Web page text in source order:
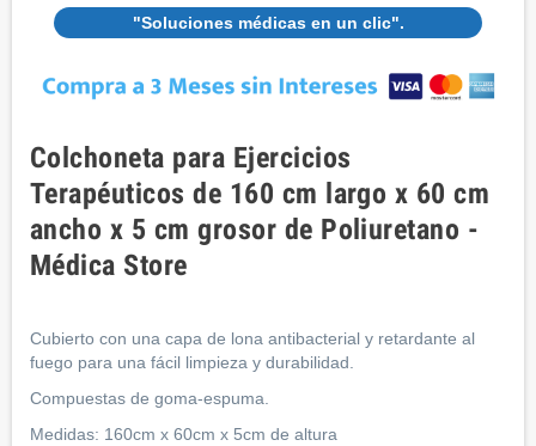
"Soluciones médicas en un clic".
Colchoneta para Ejercicios
Terapéuticos de 160 cm largo x 60 cm
ancho x 5 cm grosor de Poliuretano -
Médica Store
Cubierto con una capa de lona antibacterial y retardante al
fuego para una fácil limpieza y durabilidad.
Compuestas de goma-espuma.
Medidas: 160cm x 60cm x 5cm de altura